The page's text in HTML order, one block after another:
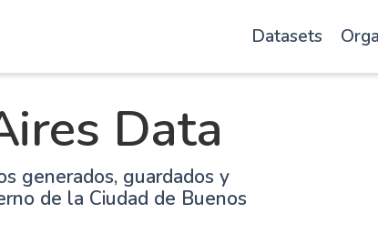
Datasets
Data
generados, guardados y
de la Ciudad de Buenos